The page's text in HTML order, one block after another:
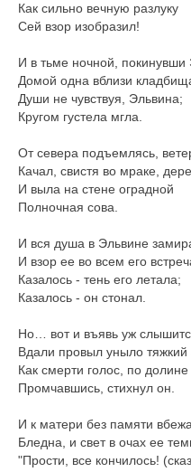
Как сильно вечную разлуку
Сей взор изобразил!
И в тьме ночной, покинувши
Домой одна вблизи
Души не чувствуя, Эльвина;
Кругом густела мгла.
От севера подъемлясь,
Качал, свистя во мраке,
И выла на стене оградной
Полночная сова.
И вся душа в Эльвине
И взор ее во всем его
Казалось - тень его летала;
Казалось - он стонал.
Но… вот и въявь уж
Вдали провыл уныло тяжкий
Как смерти голос, по долине
Промчавшись, стихнул он.
И к матери без памяти
Бледна, и свет в очах ее
"Прости, все кончилось!